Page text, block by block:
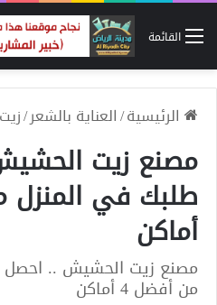
القائمة
الرئيسية/العناية بالشعر/
مصنع زيت
أماكن
مصنع زيت الحشيش .. احصل
من أفضل 4 أماكن